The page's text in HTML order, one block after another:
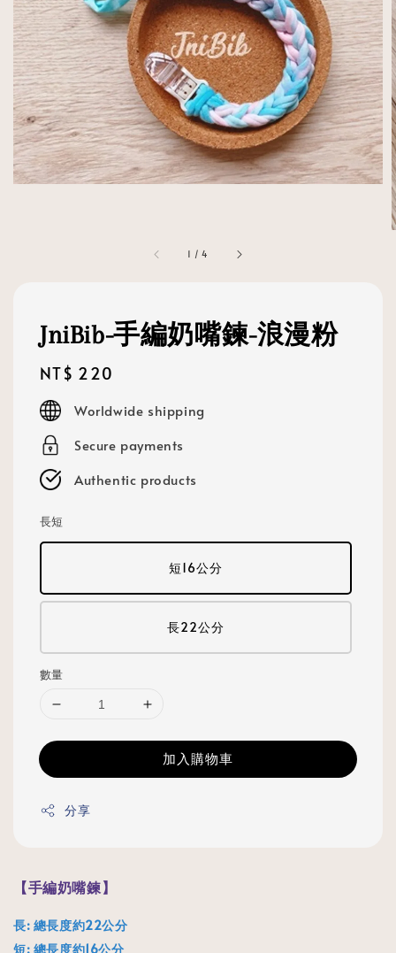
1 /4
JniBib-手編奶嘴鍊-浪漫粉
Regular
price
NT$ 220
Worldwide shipping
Secure payments
Authentic products
長短
短16公分
長22公分
數量
加入購物車
分享
【手編奶嘴鍊】
長: 總長度約22公分
短: 總長度約16公分